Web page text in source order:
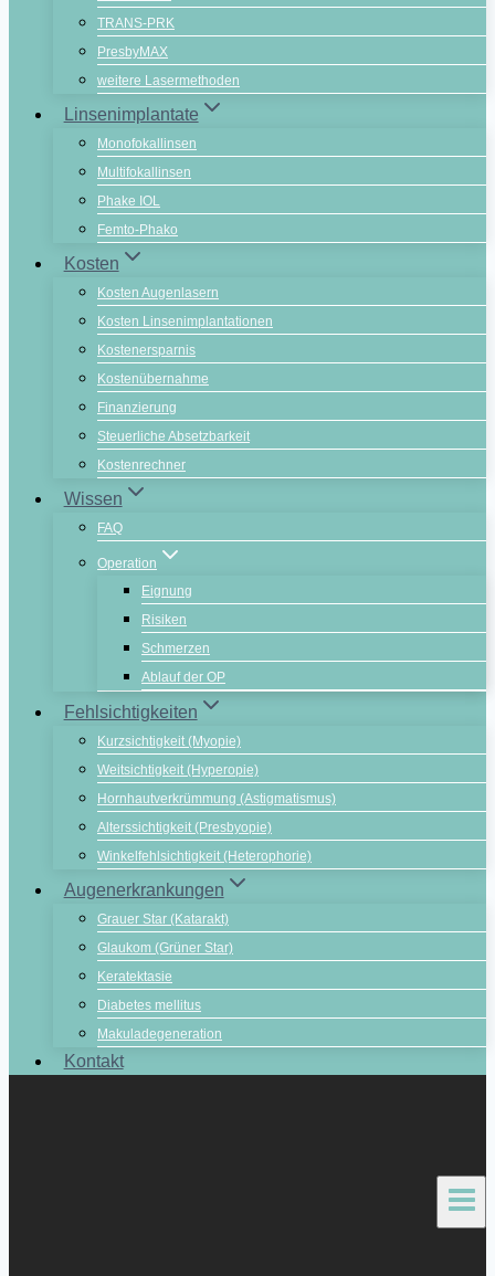
TRANS-PRK
PresbyMAX
weitere Lasermethoden
Linsenimplantate
Monofokallinsen
Multifokallinsen
Phake IOL
Femto-Phako
Kosten
Kosten Augenlasern
Kosten Linsenimplantationen
Kostenersparnis
Kostenübernahme
Finanzierung
Steuerliche Absetzbarkeit
Kostenrechner
Wissen
FAQ
Operation
Eignung
Risiken
Schmerzen
Ablauf der OP
Fehlsichtigkeiten
Kurzsichtigkeit (Myopie)
Weitsichtigkeit (Hyperopie)
Hornhautverkrümmung (Astigmatismus)
Alterssichtigkeit (Presbyopie)
Winkelfehlsichtigkeit (Heterophorie)
Augenerkrankungen
Grauer Star (Katarakt)
Glaukom (Grüner Star)
Keratektasie
Diabetes mellitus
Makuladegeneration
Kontakt